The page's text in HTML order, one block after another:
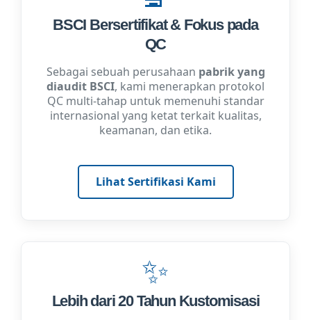
BSCI Bersertifikat & Fokus pada
QC
Sebagai sebuah perusahaan pabrik yang
diaudit BSCI, kami menerapkan protokol
QC multi-tahap untuk memenuhi standar
internasional yang ketat terkait kualitas,
keamanan, dan etika.
Lihat Sertifikasi Kami
✨
Lebih dari 20 Tahun Kustomisasi